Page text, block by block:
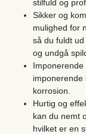
stilfuld og
Sikker og
mulighed for
så du fuldt
og undgå
imponerende
korrosion.
Hurtig og
kan du nemt
hvilket er en